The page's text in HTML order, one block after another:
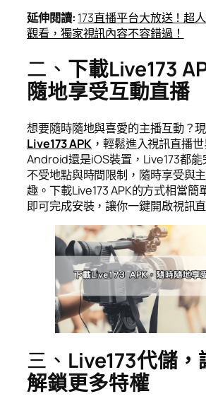
延伸閱讀: 173直播平台大放送！超
觀看，獨家視訊內容不容錯過！
二、 下載Live173
隨地享受互動直播
想要隨時隨地與喜愛的主播互動？
Live173 APK，輕鬆進入視訊直播
Android還是iOS裝置，Live173都
不受地點與時間限制，隨時享受與
趣。下載Live173 APK的方式相當簡
即可完成安裝，讓你一鍵開啟視訊
三、 Live173代儲
解鎖更多特權